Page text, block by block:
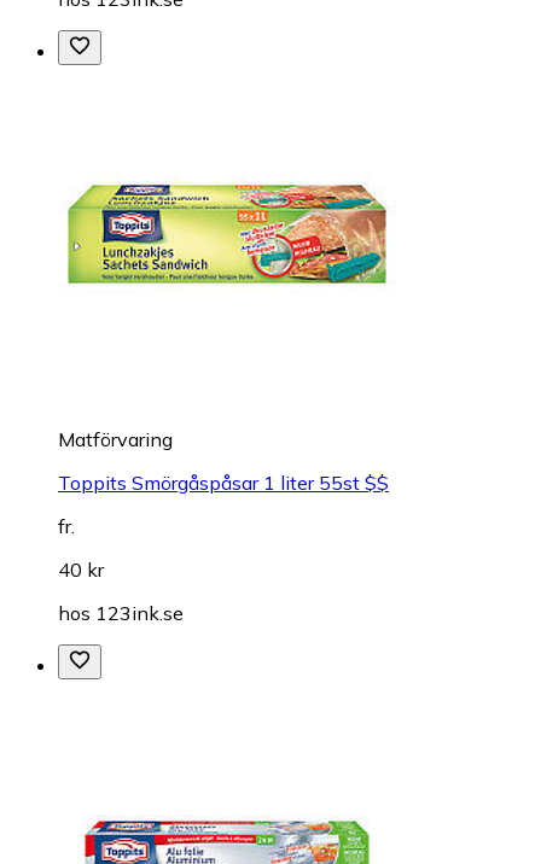
Matförvaring
Toppits Smörgåspåsar 1 liter 55st $$
fr.
40 kr
hos 123ink.se